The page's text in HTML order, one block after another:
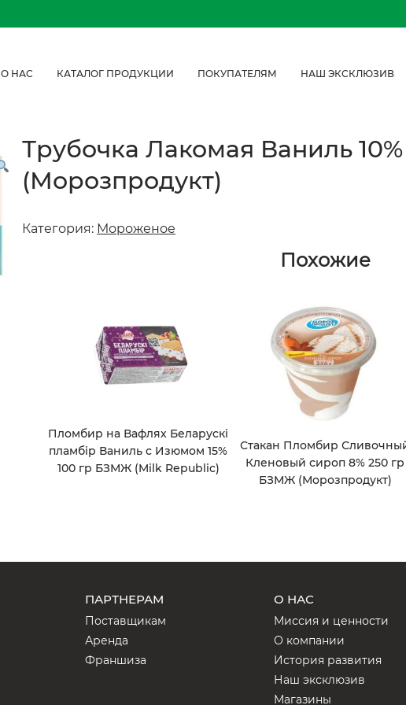
О НАС КАТАЛОГ ПРОДУКЦИИ ПОКУПАТЕЛЯМ НАШ ЭКСКЛЮЗИВ
Трубочка Лакомая Ваниль
(Морозпродукт)
Категория: Мороженое
Похожие
Пломбир на Вафлях Беларускi
пламбiр Ваниль с Изюмом 15%
100 гр БЗМЖ (Milk Republic)
Стакан Пломбир
Кленовый сироп 8% 250 гр
БЗМЖ (Морозпродукт)
ПАРТНЕРАМ
Поставщикам
Аренда
Франшиза
О НАС
Миссия и ценности
О компании
История развития
Наш эксклюзив
Магазины